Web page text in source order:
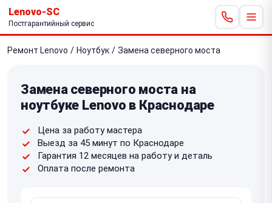
Lenovo-SC
Постгарантийный сервис
Ремонт Lenovo / Ноутбук / Замена северного моста
Замена северного моста на
ноутбуке Lenovo в Краснодаре
Цена за работу мастера
Выезд за 45 минут по Краснодаре
Гарантия 12 месяцев на работу и деталь
Оплата после ремонта